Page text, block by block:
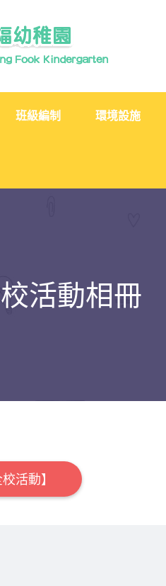
班級編制 環境設施
活動相冊
活動】